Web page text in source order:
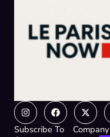
InstagramFacebook
X-
twitter
Subscribe To
Company